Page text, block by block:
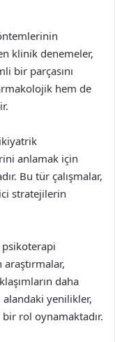
klinik denemeler,
bir parçasını
hem de
anlamak için
Bu tür çalışmalar,
stratejilerin
psikoterapi
daha
yenilikler,
rol oynamaktadır.